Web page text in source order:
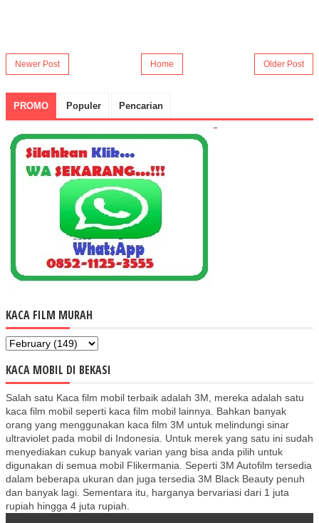
Newer Post Older Post
Home
PROMO Populer Pencarian
KACA FILM MURAH
KACA MOBIL DI BEKASI
Salah satu Kaca film mobil terbaik adalah 3M, mereka adalah satu
kaca film mobil seperti kaca film mobil lainnya. Bahkan banyak
orang yang menggunakan kaca film 3M untuk melindungi sinar
ultraviolet pada mobil di Indonesia. Untuk merek yang satu ini sudah
menyediakan cukup banyak varian yang bisa anda pilih untuk
digunakan di semua mobil Flikermania. Seperti 3M Autofilm tersedia
dalam beberapa ukuran dan juga tersedia 3M Black Beauty penuh
dan banyak lagi. Sementara itu, harganya bervariasi dari 1 juta
rupiah hingga 4 juta rupiah.